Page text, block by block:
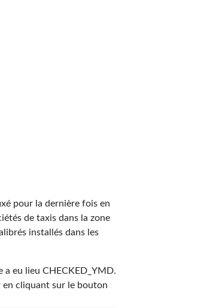
pour la dernière fois en
de taxis dans la zone
installés dans les
a eu lieu CHECKED_YMD.
en cliquant sur le bouton